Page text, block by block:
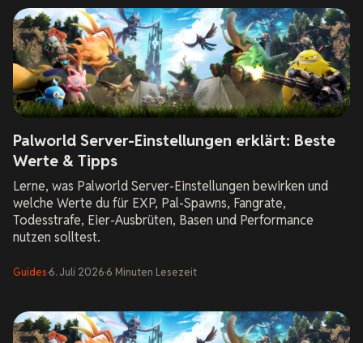
Palworld Server-Einstellungen erklärt: Beste
Werte & Tipps
Lerne, was Palworld Server-Einstellungen bewirken und
welche Werte du für EXP, Pal-Spawns, Fangrate,
Todesstrafe, Eier-Ausbrüten, Basen und Performance
nutzen solltest.
Guides·6. Juli 2026·6 Minuten Lesezeit